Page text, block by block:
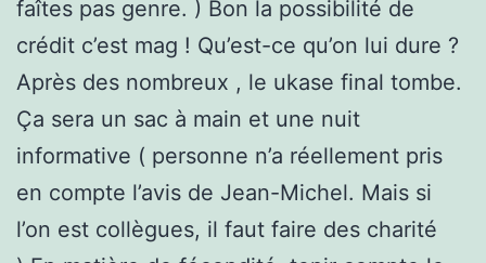
faîtes pas genre. ) Bon la possibilité de
crédit c’est mag ! Qu’est-ce qu’on lui dure ?
Après des nombreux , le ukase final tombe.
Ça sera un sac à main et une nuit
informative ( personne n’a réellement pris
en compte l’avis de Jean-Michel. Mais si
l’on est collègues, il faut faire des charité